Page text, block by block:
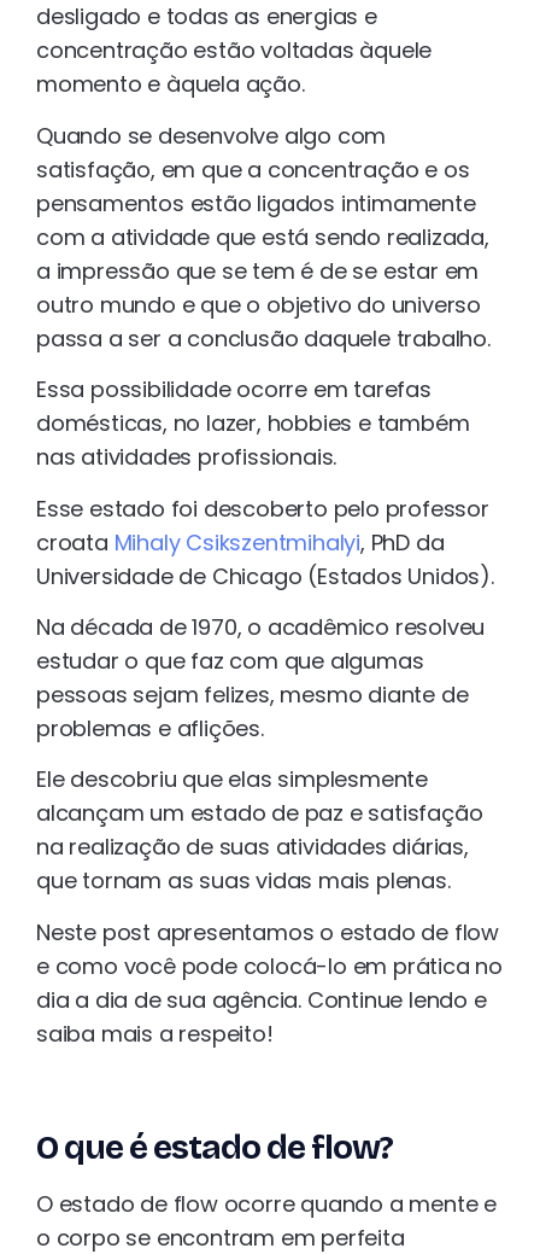
desligado e todas as energias e
concentração estão voltadas àquele
momento e àquela ação.
Quando se desenvolve algo com
satisfação, em que a concentração e os
pensamentos estão ligados intimamente
com a atividade que está sendo realizada,
a impressão que se tem é de se estar em
outro mundo e que o objetivo do universo
passa a ser a conclusão daquele trabalho.
Essa possibilidade ocorre em tarefas
domésticas, no lazer, hobbies e também
nas atividades profissionais.
Esse estado foi descoberto pelo professor
croata Mihaly Csikszentmihalyi, PhD da
Universidade de Chicago (Estados Unidos).
Na década de 1970, o acadêmico resolveu
estudar o que faz com que algumas
pessoas sejam felizes, mesmo diante de
problemas e aflições.
Ele descobriu que elas simplesmente
alcançam um estado de paz e satisfação
na realização de suas atividades diárias,
que tornam as suas vidas mais plenas.
Neste post apresentamos o estado de flow
e como você pode colocá-lo em prática no
dia a dia de sua agência. Continue lendo e
saiba mais a respeito!
O que é estado de flow?
O estado de flow ocorre quando a mente e
o corpo se encontram em perfeita